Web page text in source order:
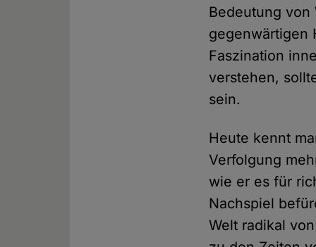
Bedeutung
gegenwärtigen
Faszination
verstehen,
sein.
Heute kennt
Verfolgung
wie er es für
Nachspiel
Welt radikal